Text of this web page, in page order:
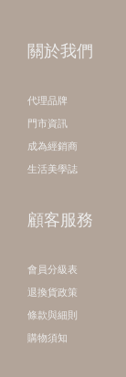
關於我們
代理品牌
門市資訊
成為經銷商
生活美學誌
顧客服務
會員分級表
退換貨政策
條款與細則
購物須知